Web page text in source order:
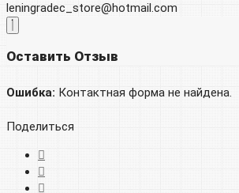
leningradec_store@hotmail.com
Оставить Отзыв
Ошибка: Контактная форма не найдена.
Поделиться